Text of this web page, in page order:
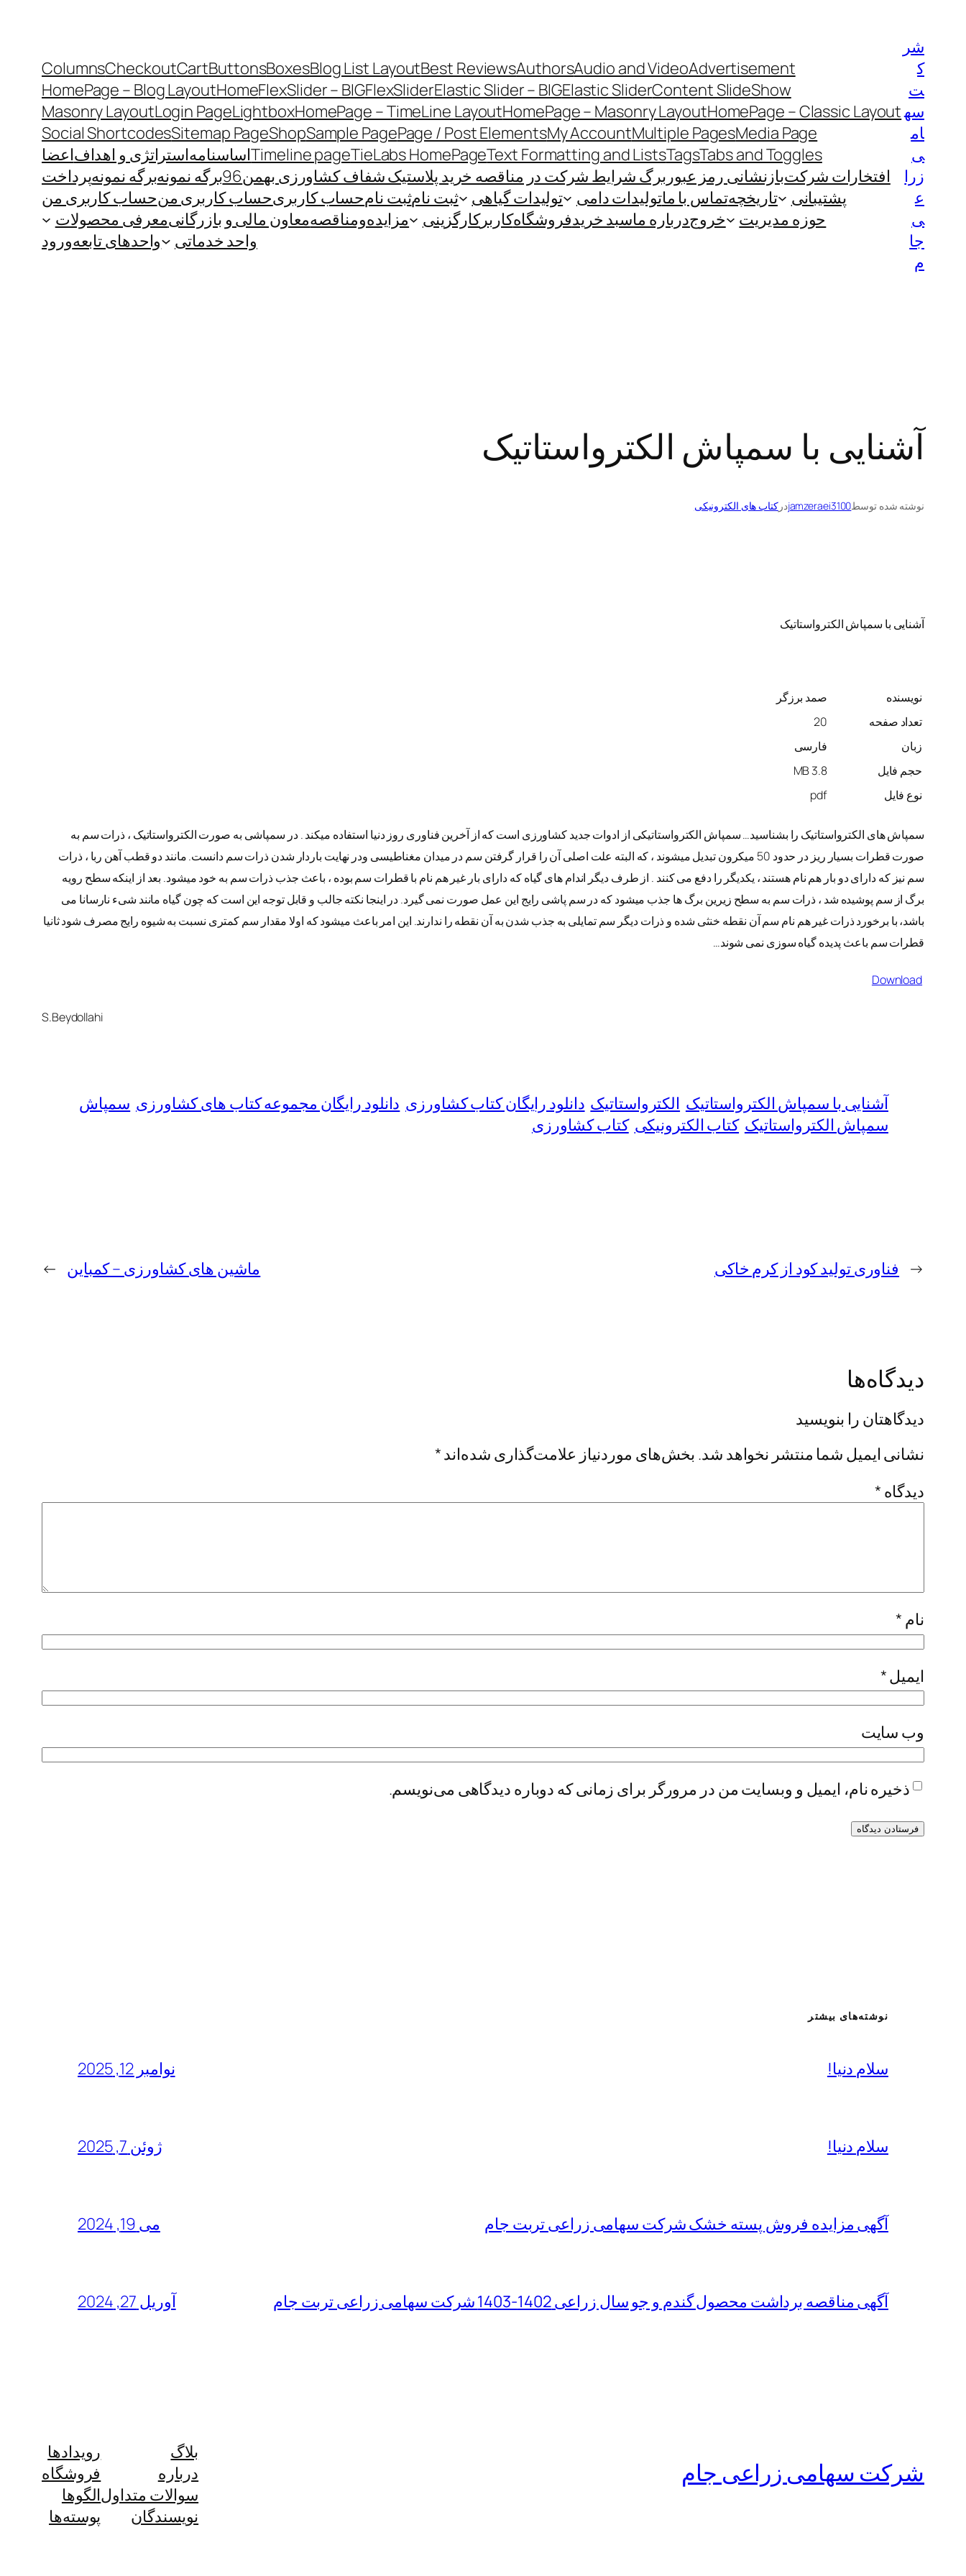
شر
ک
ت
سه
ام
ی
زرا
ع
ی
جا
م
Advertisement
Audio and Video
Authors
Best Reviews
Blog List Layout
Boxes
Buttons
Cart
Checkout
Columns
Content SlideShow
Elastic Slider
Elastic Slider – BIG
FlexSlider
FlexSlider – BIG
Home
HomePage – Blog Layout
HomePage – Classic Layout
HomePage – Masonry Layout
HomePage – TimeLine Layout
Lightbox
Login Page
Masonry Layout
Media Page
Multiple Pages
My Account
Page / Post Elements
Sample Page
Shop
Sitemap Page
Social Shortcodes
Tabs and Toggles
Tags
Text Formatting and Lists
TieLabs HomePage
Timeline pageاساسنامهاستراتژی و اهدافاعضا
افتخارات شرکتبازنشانی رمز عبور برگ شرایط شرکت در مناقصه خرید پلاستیک شفاف کشاورزی بهمن96 برگه نمونهبرگه نمونهپرداخت
پشتیبانی
تاریخچهتماس با ماتولیدات دامی تولیدات گیاهی ثبت نامثبت نامحساب کاربریحساب کاربری منحساب کاربری من
حوزه مدیریت
خروجدرباره ماسبد خریدفروشگاهکاربرکارگزینی مزایده‌و‌مناقصهمعاون مالی و بازرگانیمعرفی محصولات
واحد خدماتی
واحدهای تابعهورود
آشنایی با سمپاش الکترواستاتیک
نوشته شده توسطjamzeraei3100درکتاب های الکترونیکی
آشنایی با سمپاش الکترواستاتیک
نویسنده
صمد برزگر
تعداد صفحه
20
زبان
فارسی
حجم فایل
3.8 MB
نوع فایل
pdf
سمپاش های الکترواستاتیک را بشناسید… سمپاش الکترواستاتیکی از ادوات جدید کشاورزی است که از آخرین فناوری روز دنیا استفاده میکند . در سمپاشی به صورت الکترواستاتیک ، ذرات سم به
صورت قطرات بسیار ریز در حدود 50 میکرون تبدیل میشوند ، که البته علت اصلی آن را قرار گرفتن سم در میدان مغناطیسی ودر نهایت باردار شدن ذرات سم دانست. مانند دو قطب آهن ربا ، ذرات
سم نیز که دارای دو بار هم نام هستند ، یکدیگر را دفع می کنند . از طرف دیگر اندام های گیاه که دارای بار غیر هم نام با قطرات سم بوده ، باعث جذب ذرات سم به خود میشود. بعد از اینکه سطح رویه
برگ از سم پوشیده شد ، ذرات سم به سطح زیرین برگ ها جذب میشود که در سم پاشی رایج این عمل صورت نمی گیرد. در اینجا نکته جالب و قابل توجه این است که چون گیاه مانند شیء نارسانا می
باشد، با برخورد ذرات غیر هم نام سم آن نقطه خنثی شده و ذرات دیگر سم تمایلی به جذب شدن به آن نقطه را ندارند. این امر باعث میشود که اولا مقدار سم کمتری نسبت به شیوه رایج مصرف شود ثانیا
قطرات سم باعث پدیده گیاه سوزی نمی شوند…
Download
S.Beydollahi
آشنایی با سمپاش الکترواستاتیک الکترواستاتیک دانلود رایگان کتاب کشاورزی دانلود رایگان مجموعه کتاب های کشاورزی سمپاش
سمپاش الکترواستاتیک کتاب الکترونیکی کتاب کشاورزی
← فناوری تولید کود از کرم خاکی ماشین های کشاورزی – کمباین →
دیدگاه‌ها
دیدگاهتان را بنویسید
نشانی ایمیل شما منتشر نخواهد شد. بخش‌های موردنیاز علامت‌گذاری شده‌اند*
دیدگاه *
نام *
ایمیل*
وب‌ سایت
ذخیره نام، ایمیل و وبسایت من در مرورگر برای زمانی که دوباره دیدگاهی می‌نویسم.
نوشته‌های بیشتر
سلام دنیا! نوامبر 12, 2025
سلام دنیا! ژوئن 7, 2025
آگهی مزایده فروش پسته خشک شرکت سهامی زراعی تربت جام می 19, 2024
آگهی مناقصه برداشت محصول گندم و جو سال زراعی 1402-1403 شرکت سهامی زراعی تربت جام آوریل 27, 2024
شرکت سهامی زراعی جام
بلاگ
درباره
سوالات متداول
نویسندگان
رویدادها
فروشگاه
الگوها
پوسته‌ها